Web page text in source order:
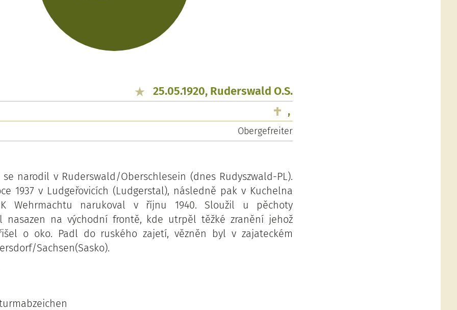
25.05.1920, Ruderswald O.S.
,
Obergefreiter
se narodil v Ruderswald/Oberschlesein (dnes Rudyszwald-PL).
1937 v Ludgeřovicích (Ludgerstal), následně pak v Kuchelna
K Wehrmachtu narukoval v říjnu 1940. Sloužil u pěchoty
nasazen na východní frontě, kde utrpěl těžké zranění jehož
o oko. Padl do ruského zajetí, vězněn byl v zajateckém
Sachsen(Sasko).